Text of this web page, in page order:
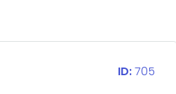
ID:705